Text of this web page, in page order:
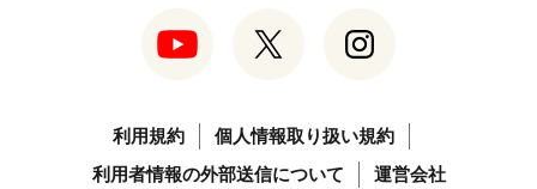
利用規約
個人情報取り扱い規約
利用者情報の外部送信について
運営会社